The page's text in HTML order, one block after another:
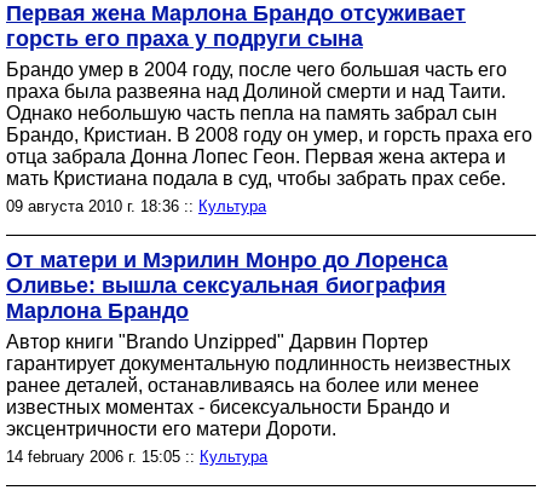
Первая жена Марлона Брандо отсуживает
горсть его праха у подруги сына
Брандо умер в 2004 году, после чего большая часть его
праха была развеяна над Долиной смерти и над Таити.
Однако небольшую часть пепла на память забрал сын
Брандо, Кристиан. В 2008 году он умер, и горсть праха его
отца забрала Донна Лопес Геон. Первая жена актера и
мать Кристиана подала в суд, чтобы забрать прах себе.
09 августа 2010 г. 18:36 :: Культура
От матери и Мэрилин Монро до Лоренса
Оливье: вышла сексуальная биография
Марлона Брандо
Автор книги "Brando Unzipped" Дарвин Портер
гарантирует документальную подлинность неизвестных
ранее деталей, останавливаясь на более или менее
известных моментах - бисексуальности Брандо и
эксцентричности его матери Дороти.
14 february 2006 г. 15:05 :: Культура